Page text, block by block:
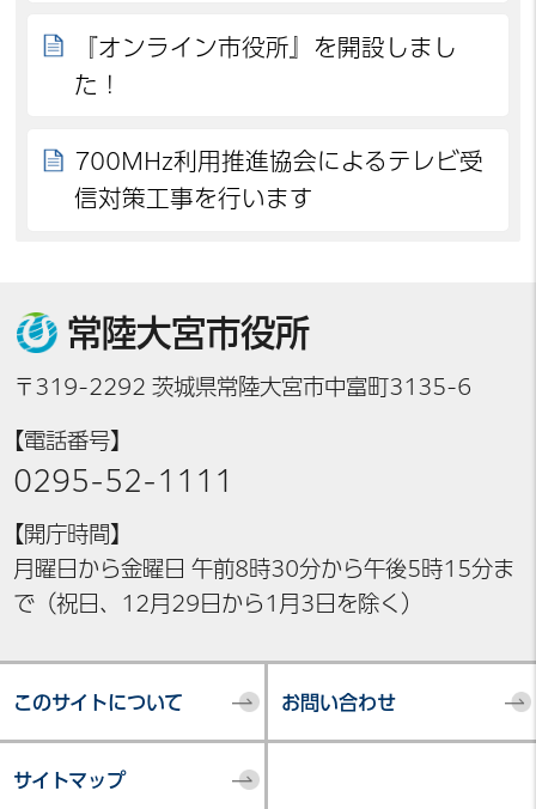
『オンライン市役所』を開設しまし
た！
700MHz利用推進協会によるテレビ受
信対策工事を行います
常陸大宮市役所
〒319-2292 茨城県常陸大宮市中富町3135-6
【電話番号】
0295-52-1111
【開庁時間】
月曜日から金曜日 午前8時30分から午後5時15分ま
で（祝日、12月29日から1月3日を除く）
このサイトについて お問い合わせ
サイトマップ